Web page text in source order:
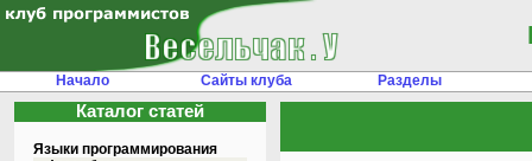
Начало Сайты клуба Разделы
Каталог статей
Языки программирования